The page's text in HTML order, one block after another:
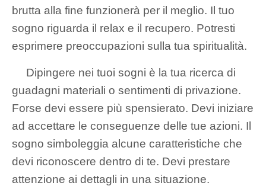
brutta alla fine funzionerà per il meglio. Il tuo
sogno riguarda il relax e il recupero. Potresti
esprimere preoccupazioni sulla tua spiritualità.
Dipingere nei tuoi sogni è la tua ricerca di
guadagni materiali o sentimenti di privazione.
Forse devi essere più spensierato. Devi iniziare
ad accettare le conseguenze delle tue azioni. Il
sogno simboleggia alcune caratteristiche che
devi riconoscere dentro di te. Devi prestare
attenzione ai dettagli in una situazione.